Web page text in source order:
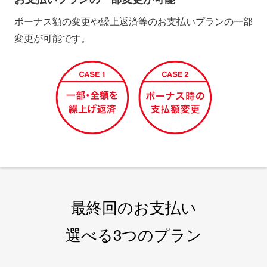
ボーナス額の変更や繰上返済等のお支払いプランの一部
変更が可能です。
最終回のお支払い
選べる3つのプラン